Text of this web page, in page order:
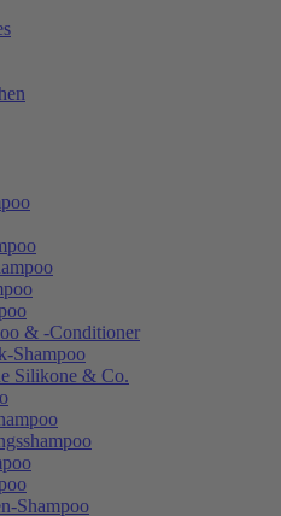
& -Conditioner
Shampoo
Silikone & Co.
Shampoo